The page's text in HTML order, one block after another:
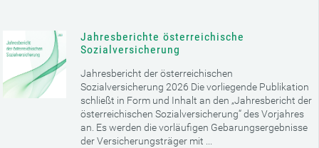
Jahresberichte österreichische
Sozialversicherung
Jahresbericht der österreichischen
Sozialversicherung 2026 Die vorliegende Publikation
schließt in Form und Inhalt an den „Jahresbericht der
österreichischen Sozialversicherung“ des Vorjahres
an. Es werden die vorläufigen Gebarungsergebnisse
der Versicherungsträger mit ...